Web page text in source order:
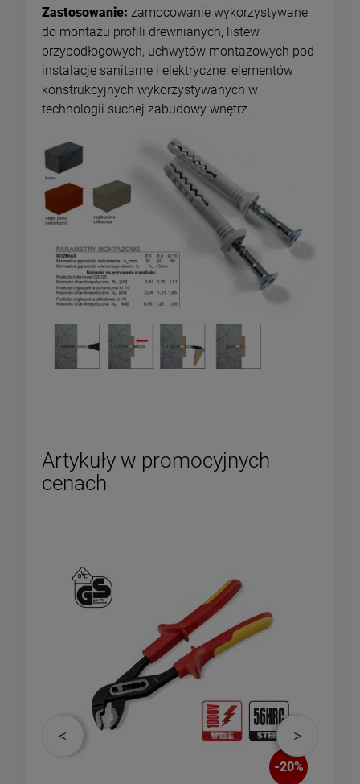
Zastosowanie: zamocowanie wykorzystywane
do montażu profili drewnianych, listew
przypodłogowych, uchwytów montażowych pod
instalacje sanitarne i elektryczne, elementów
konstrukcyjnych wykorzystywanych w
technologii suchej zabudowy wnętrz.
Artykuły w promocyjnych
cenach
-20%